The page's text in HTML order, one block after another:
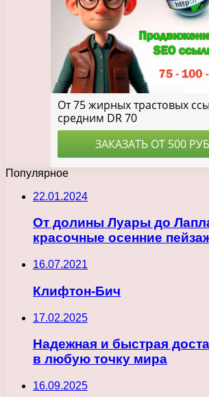
Популярное
22.01.2024
От долины Луары до
красочные осенние
16.07.2021
Клифтон-Бич
17.02.2025
Надежная и быстрая
в любую точку мира
16.09.2025